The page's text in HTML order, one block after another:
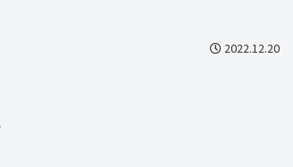
2022.12.20